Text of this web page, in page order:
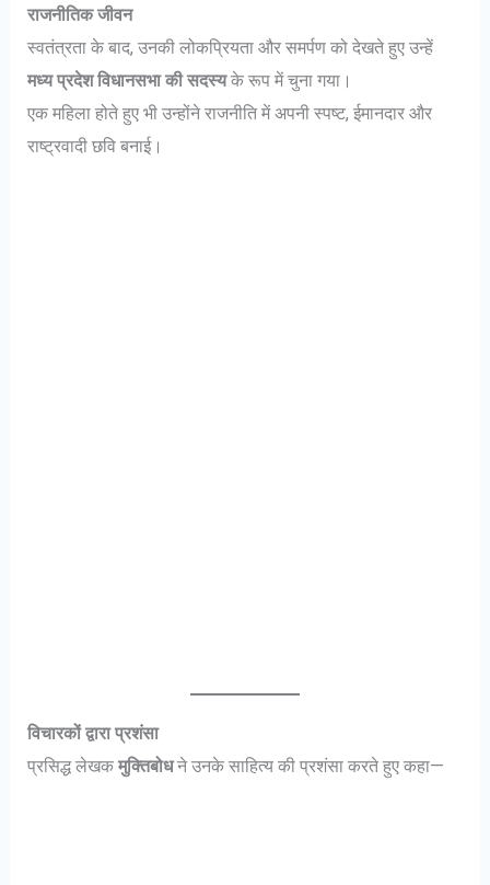
राजनीतिक जीवन
स्वतंत्रता के बाद, उनकी लोकप्रियता और समर्पण को देखते हुए उन्हें
मध्य प्रदेश विधानसभा की सदस्यके रूप में चुना गया।
एक महिला होते हुए भी उन्होंने राजनीति में अपनी स्पष्ट, ईमानदार और
राष्ट्रवादी छवि बनाई।
विचारकों द्वारा प्रशंसा
प्रसिद्ध लेखकमुक्तिबोधने उनके साहित्य की प्रशंसा करते हुए कहा—